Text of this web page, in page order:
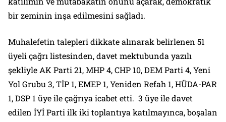
bir zeminin inşa edilmesini sağladı.
Muhalefetin talepleri dikkate alınarak belirlenen 51
üyeli çağrı listesinden, davet mektubunda yazılı
şekliyle AK Parti 21, MHP 4, CHP 10, DEM Parti 4, Yeni
Yol Grubu 3, TİP 1, EMEP 1, Yeniden Refah 1, HÜDA-PAR
1, DSP 1 üye ile çağrıya icabet etti. 3 üye ile davet
edilen İYİ Parti ilk iki toplantıya katılmayınca, boşalan